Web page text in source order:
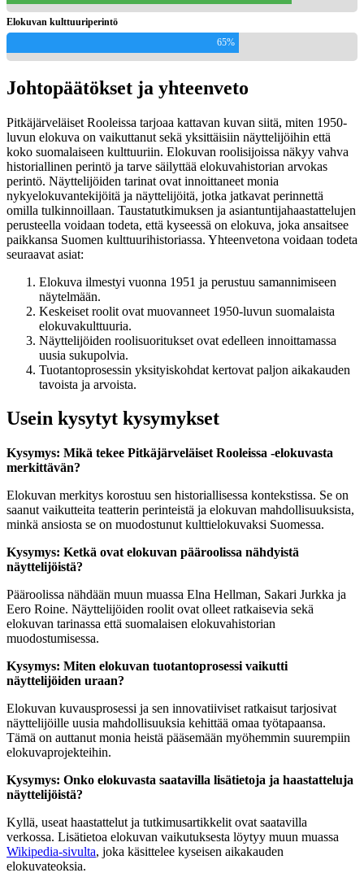
Elokuvan kulttuuriperintö
65%
Johtopäätökset ja yhteenveto
Pitkäjärveläiset Rooleissa tarjoaa kattavan kuvan siitä, miten 1950-
luvun elokuva on vaikuttanut sekä yksittäisiin näyttelijöihin että
koko suomalaiseen kulttuuriin. Elokuvan roolisijoissa näkyy vahva
historiallinen perintö ja tarve säilyttää elokuvahistorian arvokas
perintö. Näyttelijöiden tarinat ovat innoittaneet monia
nykyelokuvantekijöitä ja näyttelijöitä, jotka jatkavat perinnettä
omilla tulkinnoillaan. Taustatutkimuksen ja asiantuntijahaastattelujen
perusteella voidaan todeta, että kyseessä on elokuva, joka ansaitsee
paikkansa Suomen kulttuurihistoriassa. Yhteenvetona voidaan todeta
seuraavat asiat:
Elokuva ilmestyi vuonna 1951 ja perustuu samannimiseen
näytelmään.
Keskeiset roolit ovat muovanneet 1950-luvun suomalaista
elokuvakulttuuria.
Näyttelijöiden roolisuoritukset ovat edelleen innoittamassa
uusia sukupolvia.
Tuotantoprosessin yksityiskohdat kertovat paljon aikakauden
tavoista ja arvoista.
Usein kysytyt kysymykset
Kysymys: Mikä tekee Pitkäjärveläiset Rooleissa -elokuvasta
merkittävän?
Elokuvan merkitys korostuu sen historiallisessa kontekstissa. Se on
saanut vaikutteita teatterin perinteistä ja elokuvan mahdollisuuksista,
minkä ansiosta se on muodostunut kulttielokuvaksi Suomessa.
Kysymys: Ketkä ovat elokuvan pääroolissa nähdyistä
näyttelijöistä?
Pääroolissa nähdään muun muassa Elna Hellman, Sakari Jurkka ja
Eero Roine. Näyttelijöiden roolit ovat olleet ratkaisevia sekä
elokuvan tarinassa että suomalaisen elokuvahistorian
muodostumisessa.
Kysymys: Miten elokuvan tuotantoprosessi vaikutti
näyttelijöiden uraan?
Elokuvan kuvausprosessi ja sen innovatiiviset ratkaisut tarjosivat
näyttelijöille uusia mahdollisuuksia kehittää omaa työtapaansa.
Tämä on auttanut monia heistä pääsemään myöhemmin suurempiin
elokuvaprojekteihin.
Kysymys: Onko elokuvasta saatavilla lisätietoja ja haastatteluja
näyttelijöistä?
Kyllä, useat haastattelut ja tutkimusartikkelit ovat saatavilla
verkossa. Lisätietoa elokuvan vaikutuksesta löytyy muun muassa
Wikipedia-sivulta, joka käsittelee kyseisen aikakauden
elokuvateoksia.